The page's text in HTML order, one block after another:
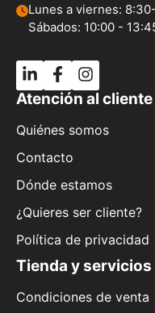
Lunes a viernes:
Sábados: 10:00 -
Atención al cliente
Quiénes somos
Contacto
Dónde estamos
¿Quieres ser cliente?
Política de privacidad
Tienda y servicios
Condiciones de venta